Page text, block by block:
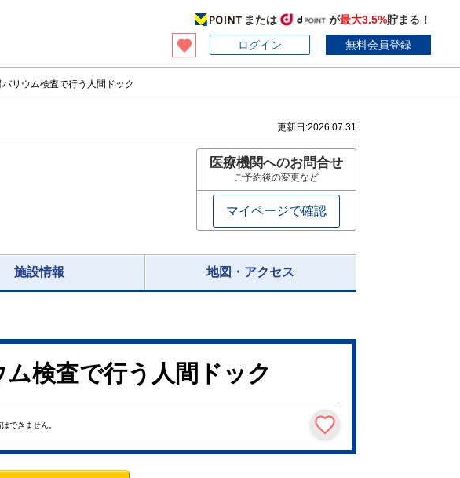
または が最大3.5%貯まる！
ログイン
無料会員登録
リウム検査で行う人間ドック
更新日:2026.07.31
医療機関へのお問合せ
ご予約後の変更など
マイページで確認
施設情報 地図・アクセス
検査で行う人間ドック
できません。